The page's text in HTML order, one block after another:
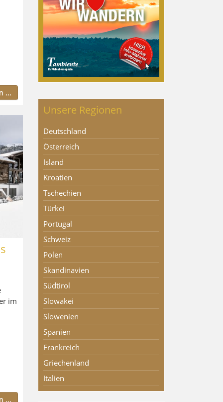
...
im
...
Unsere Regionen
Deutschland
Österreich
Island
Kroatien
Tschechien
Türkei
Portugal
Schweiz
Polen
Skandinavien
Südtirol
Slowakei
Slowenien
Spanien
Frankreich
Griechenland
Italien